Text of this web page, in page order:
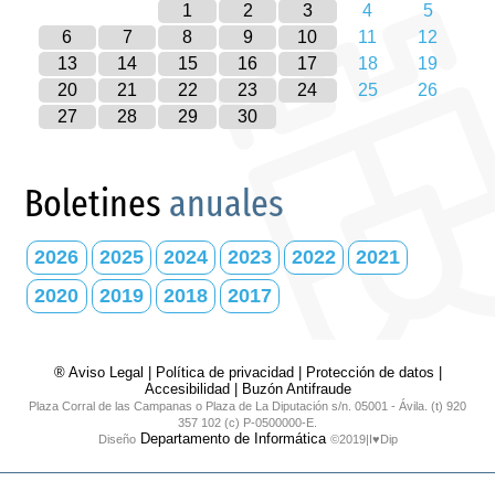
1 2 3 4
5
6
7 8 9 10 11
12
13
14 15 16 17 18
19
20
21 22 23 24 25
26
27
28 29 30
Boletines anuales
2026 2025 2024 2023 2022
2021
2020
2019 2018 2017
® Aviso Legal Política de privacidad Protección de datos
Accesibilidad
Buzón Antifraude
Plaza Corral de las Campanas o Plaza de La Diputación s/n. 05001 - Ávila. (t) 920
357 102 (c) P-0500000-E.
DiseñoDepartamento de Informática ©2019|I♥Dip